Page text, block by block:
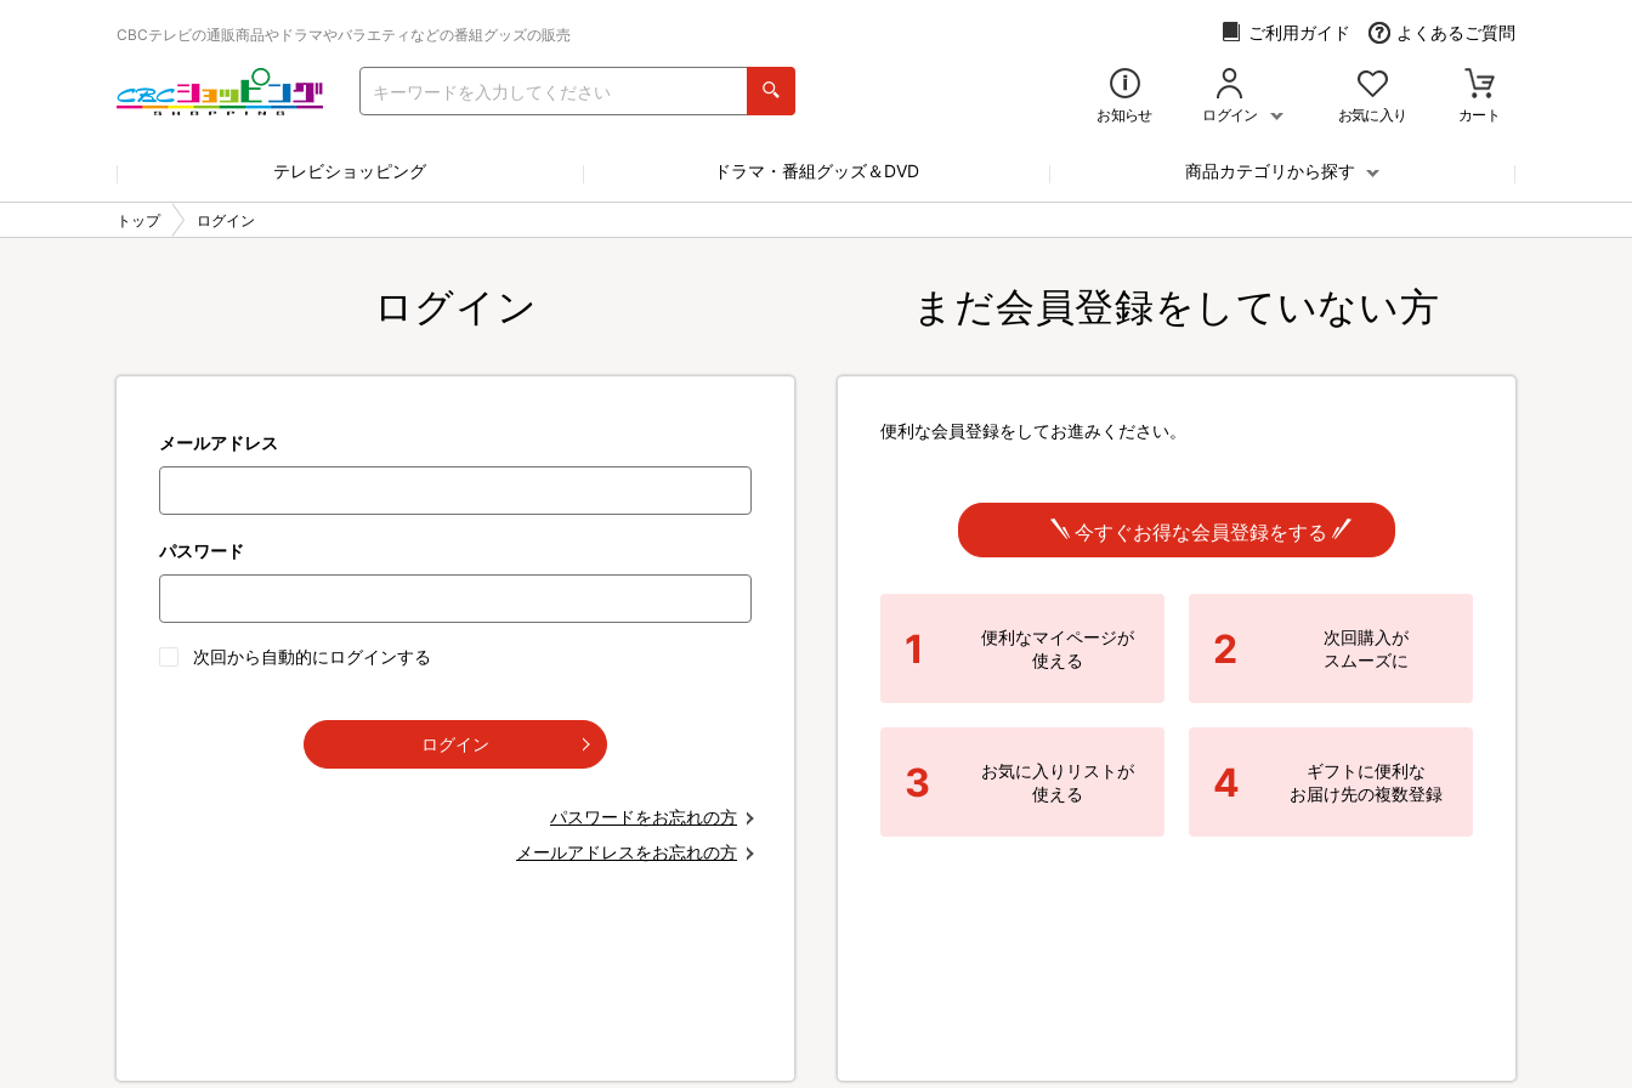
CBCテレビの通販商品やドラマやバラエティなどの番組グッズの販売 ご利用ガイド よくあるご質問
お知らせ ログイン お気に入り カート
テレビショッピング ドラマ・番組グッズ＆DVD 商品カテゴリから探す
トップ ログイン
ログイン
メールアドレス
パスワード
次回から自動的にログインする
ログイン
パスワードをお忘れの方
メールアドレスをお忘れの方
まだ会員登録をしていない方
便利な会員登録をしてお進みください。
今すぐお得な会員登録をする
1
便利なマイページが
使える
2
次回購入が
スムーズに
3
お気に入りリストが
使える
4
ギフトに便利な
お届け先の複数登録